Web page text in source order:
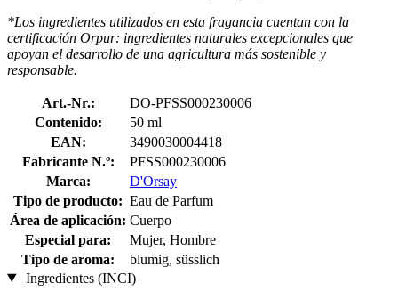
*Los ingredientes utilizados en esta fragancia cuentan con la
certificación Orpur: ingredientes naturales excepcionales que
apoyan el desarrollo de una agricultura más sostenible y
responsable.
Art.-Nr.:
DO-PFSS000230006
Contenido:
50 ml
EAN:
3490030004418
Fabricante N.º:
PFSS000230006
Marca:
D'Orsay
Tipo de producto: Eau de Parfum
Área de aplicación: Cuerpo
Especial para:
Mujer, Hombre
Tipo de aroma:
blumig, süsslich
Ingredientes (INCI)